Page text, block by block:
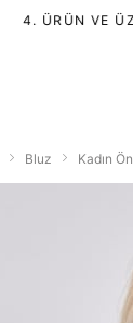
4. ÜRÜN VE
Bluz Kadın